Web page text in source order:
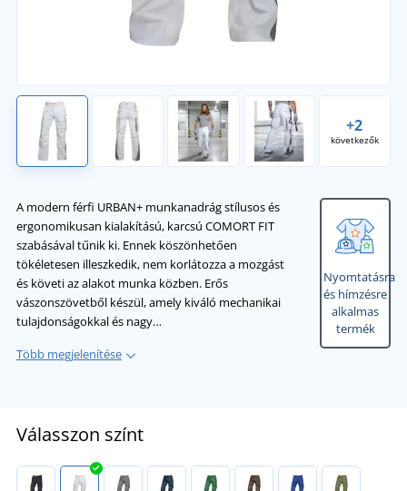
+2
következők
A modern férfi URBAN+ munkanadrág stílusos és
ergonomikusan kialakítású, karcsú COMORT FIT
szabásával tűnik ki. Ennek köszönhetően
tökéletesen illeszkedik, nem korlátozza a mozgást
és követi az alakot munka közben. Erős
vászonszövetből készül, amely kiváló mechanikai
tulajdonságokkal és nagy…
Több megjelenítése
Nyomtatásra
és hímzésre
alkalmas
termék
Válasszon színt